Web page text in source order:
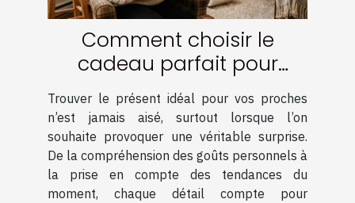
Comment choisir le
cadeau parfait pour
surprendre vos proches ?
Trouver le présent idéal pour vos proches
n’est jamais aisé, surtout lorsque l’on
souhaite provoquer une véritable surprise.
De la compréhension des goûts personnels à
la prise en compte des tendances du
moment, chaque détail compte pour